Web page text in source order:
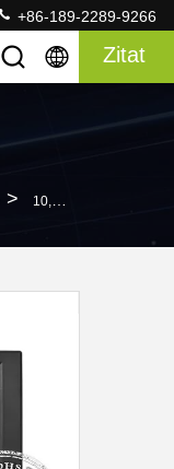
+86-189-2289-9266
Zitat
> 10,4 Zoll LCD-Monitoren Mit 5ms Antwortzeit, 800×600